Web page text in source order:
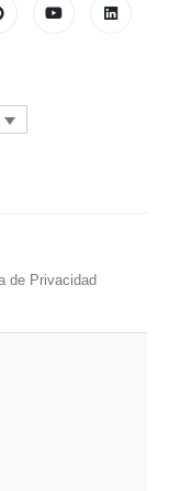
de Privacidad